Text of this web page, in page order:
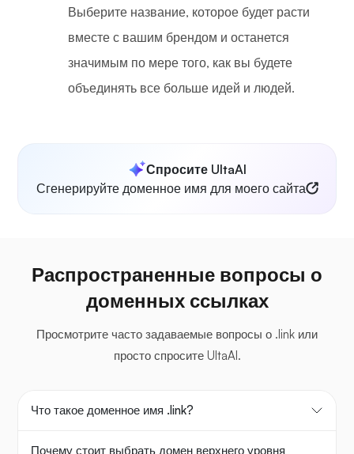
Выберите название, которое будет расти
вместе с вашим брендом и останется
значимым по мере того, как вы будете
объединять все больше идей и людей.
Спросите UltaAI
Сгенерируйте доменное имя для моего сайта
Распространенные вопросы о
доменных ссылках
Просмотрите часто задаваемые вопросы о .link или
просто спросите UltaAI.
Что такое доменное имя .link?
Почему стоит выбрать домен верхнего уровня